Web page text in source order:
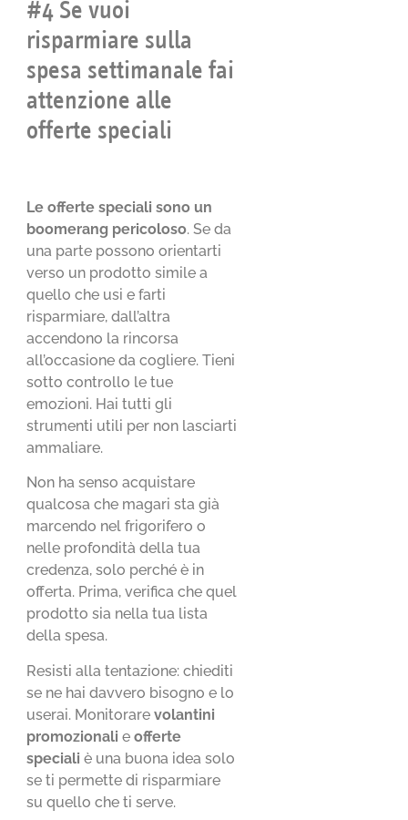
#4 Se vuoi
risparmiare sulla
spesa settimanale fai
attenzione alle
offerte speciali
Le offerte speciali sono un
boomerang pericoloso. Se da
una parte possono orientarti
verso un prodotto simile a
quello che usi e farti
risparmiare, dall’altra
accendono la rincorsa
all’occasione da cogliere. Tieni
sotto controllo le tue
emozioni. Hai tutti gli
strumenti utili per non lasciarti
ammaliare.
Non ha senso acquistare
qualcosa che magari sta già
marcendo nel frigorifero o
nelle profondità della tua
credenza, solo perché è in
offerta. Prima, verifica che quel
prodotto sia nella tua lista
della spesa.
Resisti alla tentazione: chiediti
se ne hai davvero bisogno e lo
userai. Monitorarevolantini
promozionali eofferte
speciali è una buona idea solo
se ti permette di risparmiare
su quello che ti serve.